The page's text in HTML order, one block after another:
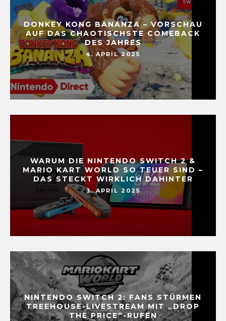
DONKEY KONG BANANZA – VORSCHAU
AUF DAS CHAOTISCHSTE COMEBACK
DES JAHRES
4. APRIL 2025
WARUM DIE NINTENDO SWITCH 2 &
MARIO KART WORLD SO TEUER SIND –
DAS STECKT WIRKLICH DAHINTER
3. APRIL 2025
NINTENDO SWITCH 2: FANS STÜRMEN
TREEHOUSE-LIVESTREAM MIT „DROP
THE PRICE“-RUFEN